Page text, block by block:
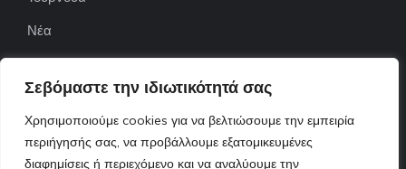
Σεβόμαστε την ιδιωτικότητά σας
Χρησιμοποιούμε cookies για να βελτιώσουμε την εμπειρία
περιήγησής σας, να προβάλλουμε εξατομικευμένες
διαφημίσεις ή περιεχόμενο και να αναλύουμε την
Νέα
Επιχειρήσεις
ΠΟΦΕΠΑ
ΕΦΟΕΠΑ
Επικοινωνία